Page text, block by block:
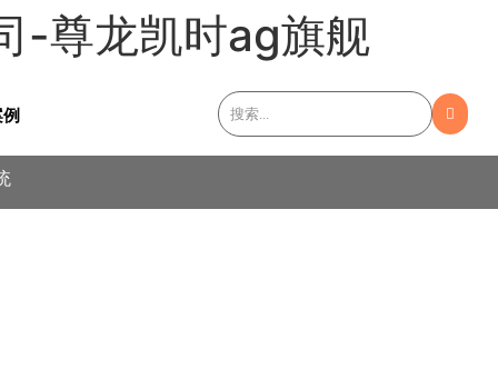
-尊龙凯时ag旗舰